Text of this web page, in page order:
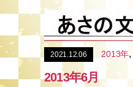
2021.12.06 2013年,
2013年6月